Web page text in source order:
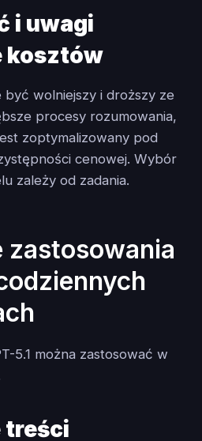
i uwagi
kosztów
wolniejszy i droższy ze
procesy rozumowania,
zoptymalizowany pod
cenowej. Wybór
zależy od zadania.
zastosowania
5.1 można zastosować w
treści